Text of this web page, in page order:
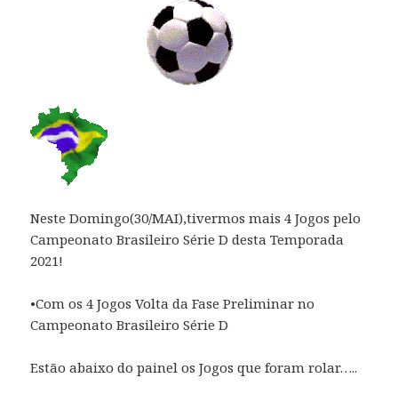
Neste Domingo(30/MAI),tivermos mais 4 Jogos pelo
Campeonato Brasileiro Série D desta Temporada
2021!
•Com os 4 Jogos Volta da Fase Preliminar no
Campeonato Brasileiro Série D
Estão abaixo do painel os Jogos que foram rolar…..